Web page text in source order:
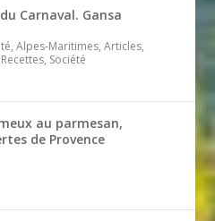
Carnaval. Gansa
Alpes-Maritimes, Articles,
Société
au parmesan,
de Provence